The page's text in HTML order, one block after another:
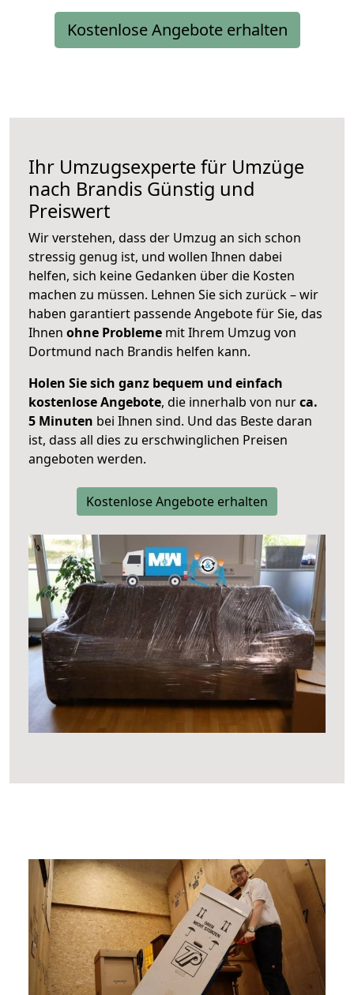
Kostenlose Angebote erhalten
Ihr Umzugsexperte für Umzüge
nach Brandis Günstig und
Preiswert
Wir verstehen, dass der Umzug an sich schon
stressig genug ist, und wollen Ihnen dabei
helfen, sich keine Gedanken über die Kosten
machen zu müssen. Lehnen Sie sich zurück – wir
haben garantiert passende Angebote für Sie, das
Ihnen ohne Probleme mit Ihrem Umzug von
Dortmund nach Brandis helfen kann.
Holen Sie sich ganz bequem und einfach
kostenlose Angebote, die innerhalb von nurca.
5 Minuten bei Ihnen sind. Und das Beste daran
ist, dass all dies zu erschwinglichen Preisen
angeboten werden.
Kostenlose Angebote erhalten